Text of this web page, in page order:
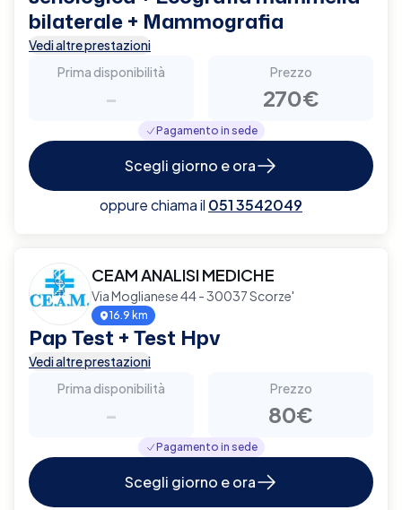
bilaterale + Mammografia
Vedi altre prestazioni
Prima disponibilità
-
Prezzo
270€
Pagamento in sede
Scegli giorno e ora
oppure chiama il 051 3542049
CEAM ANALISI MEDICHE
Via Moglianese 44 - 30037 Scorze'
16.9 km
Pap Test + Test Hpv
Vedi altre prestazioni
Prima disponibilità
-
Prezzo
80€
Pagamento in sede
Scegli giorno e ora